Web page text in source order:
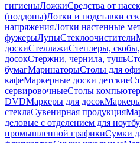
гигиеныЛожкиСредства от
(поддоны)Лотки и подставки
напряженияЛотки настенные
фужерыЛупыСтеклоочистители
доскиСтеллажиСтеплеры,
досокСтержни, чернила, тушь
бумагМаринаторыСтолы для
кафеМаркерные доски детские
сервировочныеСтолы
DVDМаркеры для досок
стеклаСувенирная продукция
деловые с отделением для
промышленной графикиСумки